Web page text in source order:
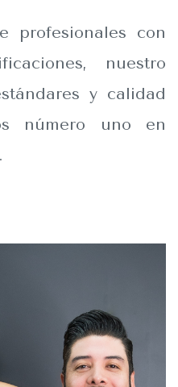
profesionales con
nuestro
y calidad
número uno en